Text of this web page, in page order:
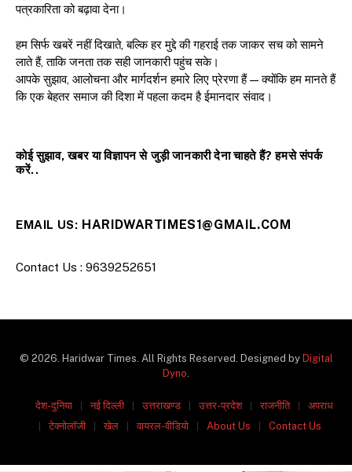
पत्रकारिता को बढ़ावा देना।
हम सिर्फ खबरें नहीं दिखाते, बल्कि हर मुद्दे की गहराई तक जाकर सच को सामने
लाते हैं, ताकि जनता तक सही जानकारी पहुंच सके।
आपके सुझाव, आलोचना और मार्गदर्शन हमारे लिए प्रेरणा हैं — क्योंकि हम मानते हैं
कि एक बेहतर समाज की दिशा में पहला कदम है ईमानदार संवाद।
कोई सुझाव, खबर या विज्ञापन से जुड़ी जानकारी देना चाहते हैं? हमसे संपर्क
करें..
EMAIL US: HARIDWARTIMES1@GMAIL.COM
Contact Us : 9639252651
© 2026. Haridwar Times. All Rights Reserved. Designed by Digital
Dyno
देश-दुनिया नई दिल्ली उत्तराखण्ड उत्तर-प्रदेश राजनीति
अपराध
टेक्नोलॉजी
खेल वायरल-वीडियो About Us Contact Us